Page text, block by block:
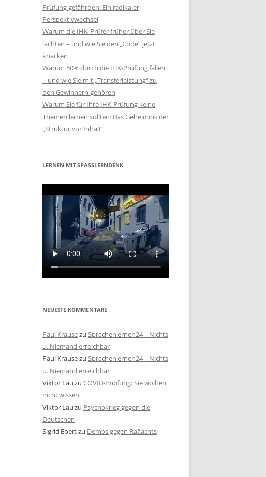
Prüfung gefährden: Ein radikaler
Perspektivwechsel
Warum die IHK-Prüfer früher über Sie
lachten – und wie Sie den „Code“ jetzt
knacken
Warum 50% durch die IHK-Prüfung fallen
– und wie Sie mit „Transferleistung“ zu
den Gewinnern gehören
Warum Sie für Ihre IHK-Prüfung keine
Themen lernen sollten: Das Geheimnis der
„Struktur vor Inhalt“
LERNEN MIT SPASSLERNDENK
NEUESTE KOMMENTARE
Paul Krausezu Sprachenlernen24 – Nichts
u. Niemand erreichbar
Paul Krausezu Sprachenlernen24 – Nichts
u. Niemand erreichbar
Viktor Lau zu COVID-Impfung: Sie wollten
nicht wissen
Viktor Lau zu Psychokrieg gegen die
Deutschen
Sigrid Ebertzu Demos gegen Rääächts